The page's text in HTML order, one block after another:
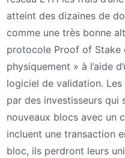
atteint des dizaines de
comme une très bonne
protocole Proof of Stake
physiquement » à l’aide
logiciel de validation.
par des investisseurs qui
nouveaux blocs avec un
incluent une transaction
bloc, ils perdront leurs